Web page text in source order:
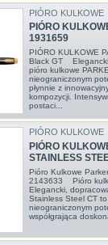
PIÓRO KULKOWE
PIÓRO
1931659
PIÓRO KULKOWE
Black GT
pióro kulkowe
nieograniczonym
płynnie z
kompozycji.
postaci...
PIÓRO KULKOWE
PIÓRO
STAINLESS
Pióro Kulkowe
2143633 Pióro
Elegancki,
Stainless Steel CT
nieograniczonym
współgrająca